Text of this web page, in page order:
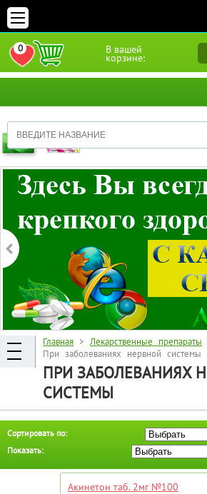
В вашей
корзине:
0
ПЕРЕЙТИ В ИЗБРАННОЕ
Главная > Лекарственные препараты
При заболеваниях нервной системы
ПРИ ЗАБОЛЕВАНИЯХ
СИСТЕМЫ
Сортировать по:
Показать:
Акинетон таб. 2мг №100